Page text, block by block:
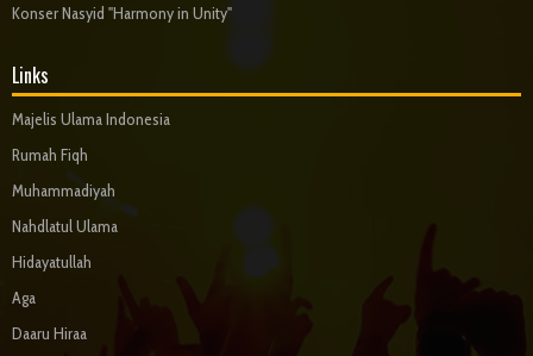
Konser Nasyid "Harmony in Unity"
Links
Majelis Ulama Indonesia
Rumah Fiqh
Muhammadiyah
Nahdlatul Ulama
Hidayatullah
Aga
Daaru Hiraa